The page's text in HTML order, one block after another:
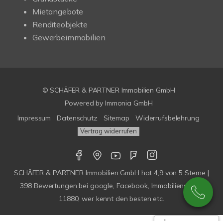
Mietangebote
Renditeobjekte
Gewerbeimmobilien
© SCHÄFER & PARTNER Immobilien GmbH
Powered by Immonia GmbH
Impressum
Datenschutz Sitemap Widerrufsbelehrung
Vertrag widerrufen
SCHÄFER & PARTNER Immobilien GmbH hat4,9von5 Sterne |
398 Bewertungen bei google, Facebook, Immobilienscout,
11880, wer kennt den besten etc.